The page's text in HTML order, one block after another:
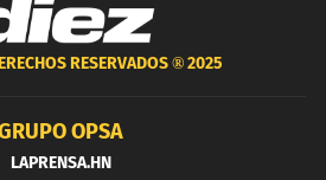
RESERVADOS ®2025
OPSA
LAPRENSA.HN